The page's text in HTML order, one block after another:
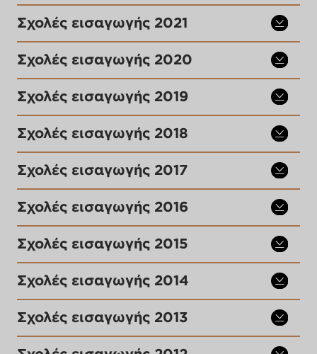
Σχολές εισαγωγής 2021
Σχολές εισαγωγής 2020
Σχολές εισαγωγής 2019
Σχολές εισαγωγής 2018
Σχολές εισαγωγής 2017
Σχολές εισαγωγής 2016
Σχολές εισαγωγής 2015
Σχολές εισαγωγής 2014
Σχολές εισαγωγής 2013